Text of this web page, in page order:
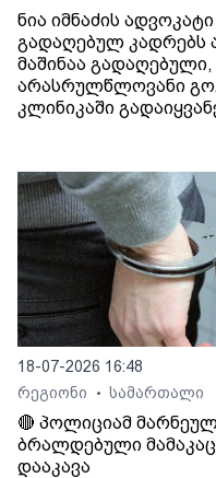
ნია იმნაძის
გადაღებულ კადრებს
მაშინაა
არასრულწლოვანი
კლინიკაში
18-07-2026 16:48
რეგიონი
• სამართალი
🔴 პოლიციამ
ბრალდებული
დააკავა